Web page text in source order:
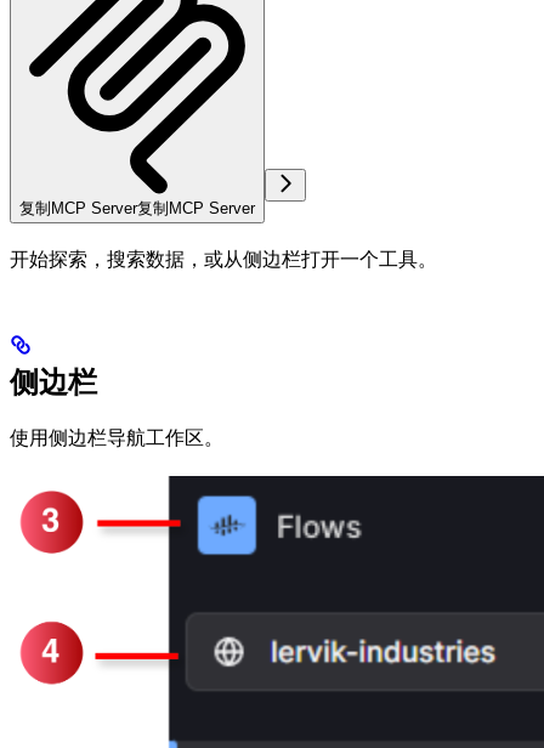
复制MCP Server复制MCP Server
开始探索，搜索数据，或从侧边栏打开一个工具。
侧边栏
使用侧边栏导航工作区。